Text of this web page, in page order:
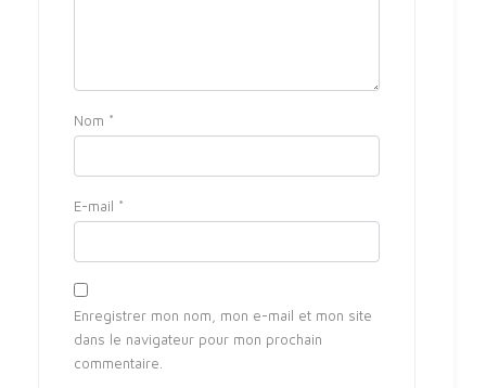
Nom *
E-mail *
Enregistrer mon nom, mon e-mail et mon site
dans le navigateur pour mon prochain
commentaire.